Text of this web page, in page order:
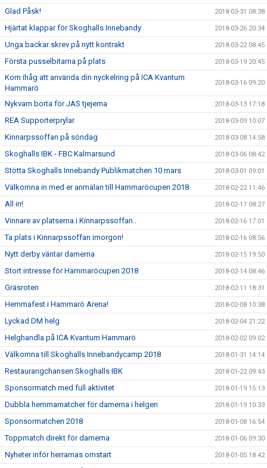
Glad Påsk! 2018-03-31 08:38
Hjärtat klappar för Skoghalls Innebandy 2018-03-26 20:34
Unga backar skrev på nytt kontrakt 2018-03-22 08:45
Första pusselbitarna på plats 2018-03-19 20:45
Kom ihåg att använda din nyckelring på ICA Kvantum
Hammarö
2018-03-16 09:20
Nykvarn borta för JAS tjejerna 2018-03-13 17:18
REA Supporterprylar 2018-03-09 10:07
Kinnarpssoffan på söndag 2018-03-08 14:58
Skoghalls IBK - FBC Kalmarsund 2018-03-06 08:42
Stötta Skoghalls Innebandy Publikmatchen 10 mars 2018-03-01 09:01
Välkomna in med er anmälan till Hammaröcupen 2018 2018-02-22 11:46
All in! 2018-02-17 08:27
Vinnare av platserna i Kinnarpssoffan.. 2018-02-16 17:01
Ta plats i Kinnarpssoffan imorgon! 2018-02-16 08:56
Nytt derby väntar damerna 2018-02-15 19:50
Stort intresse för Hammaröcupen 2018 2018-02-14 08:46
Gräsroten 2018-02-11 18:31
Hemmafest i Hammarö Arena! 2018-02-08 10:38
Lyckad DM helg 2018-02-04 21:22
Helghandla på ICA Kvantum Hammarö 2018-02-02 09:02
Välkomna till Skoghalls Innebandycamp 2018 2018-01-31 14:14
Restaurangchansen Skoghalls IBK 2018-01-22 09:43
Sponsormatch med full aktivitet 2018-01-19 15:13
Dubbla hemmamatcher för damerna i helgen 2018-01-19 10:33
Sponsormatchen 2018 2018-01-08 16:54
Toppmatch direkt för damerna 2018-01-06 09:30
Nyheter inför herrarnas omstart 2018-01-05 18:42